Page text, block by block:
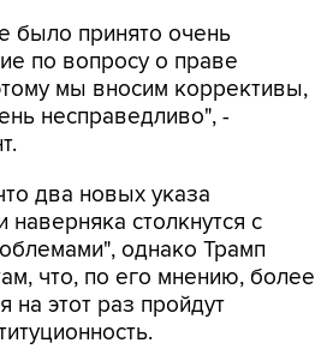
было принято очень
по вопросу о праве
мы вносим коррективы,
несправедливо", -
два новых указа
наверняка столкнутся с
однако Трамп
что, по его мнению, более
на этот раз пройдут